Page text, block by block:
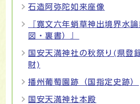
石造阿弥陀如来座像
『寛文六年蛸草神出境界水
図・裏書）』
国安天満神社の秋祭り(県登
財)
播州葡萄園跡（国指定史跡）
国安天満神社本殿